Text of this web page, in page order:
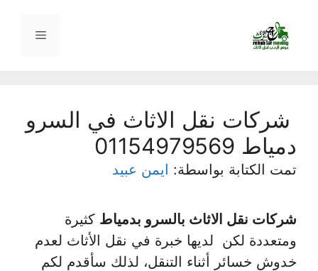
المحتوى
القائمة
شركات نقل الاثاث في السرو
دمياط 01154979569
تمت الكتابة بواسطة: ايمن عبيد
شركات نقل الاثاث بالسرو بدمياط كثيرة
ومتعددة لكن لديها خبرة في نقل الأثاث لعدم
خدوش خسائر أثناء التنقل، لذلك سأقدم لكم